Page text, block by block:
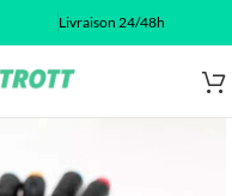
Livraison 24/48h